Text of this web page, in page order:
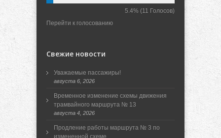
5.4% (11 Голосов)
Перейти к голосованию
Свежие новости
Уважаемые пассажиры!
августа 6, 2026
Временное изменение схемы движения
трамвайного маршрута № 13
августа 4, 2026
Продление работы маршрута № 3 по